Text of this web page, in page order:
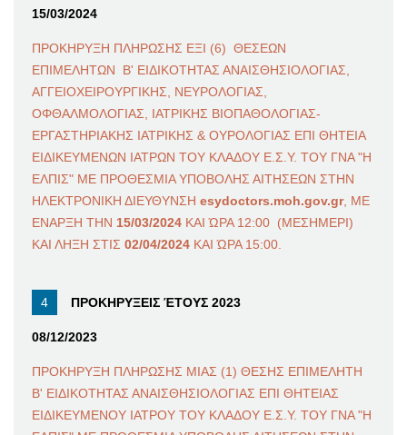
15/03/2024
ΠΡΟΚΗΡΥΞΗ ΠΛΗΡΩΣΗΣ ΕΞΙ (6) ΘΕΣΕΩΝ
ΕΠΙΜΕΛΗΤΩΝ Β' ΕΙΔΙΚΟΤΗΤΑΣ ΑΝΑΙΣΘΗΣΙΟΛΟΓΙΑΣ,
ΑΓΓΕΙΟΧΕΙΡΟΥΡΓΙΚΗΣ, ΝΕΥΡΟΛΟΓΙΑΣ,
ΟΦΘΑΛΜΟΛΟΓΙΑΣ, ΙΑΤΡΙΚΗΣ ΒΙΟΠΑΘΟΛΟΓΙΑΣ-
ΕΡΓΑΣΤΗΡΙΑΚΗΣ ΙΑΤΡΙΚΗΣ & ΟΥΡΟΛΟΓΙΑΣ ΕΠΙ ΘΗΤΕΙΑ
ΕΙΔΙΚΕΥΜΕΝΩΝ ΙΑΤΡΩΝ ΤΟΥ ΚΛΑΔΟΥ Ε.Σ.Υ. ΤΟΥ ΓΝΑ "Η
ΕΛΠΙΣ" ΜΕ ΠΡΟΘΕΣΜΙΑ ΥΠΟΒΟΛΗΣ ΑΙΤΗΣΕΩΝ ΣΤΗΝ
ΗΛΕΚΤΡΟΝΙΚΗ ΔΙΕΥΘΥΝΣΗ esydoctors.moh.gov.gr, ΜΕ
ΕΝΑΡΞΗ ΤΗΝ 15/03/2024 ΚΑΙ ΏΡΑ 12:00 (ΜΕΣΗΜΕΡΙ)
ΚΑΙ ΛΗΞΗ ΣΤΙΣ 02/04/2024 ΚΑΙ ΏΡΑ 15:00.
ΠΡΟΚΗΡΥΞΕΙΣ ΈΤΟΥΣ 2023
08/12/2023
ΠΡΟΚΗΡΥΞΗ ΠΛΗΡΩΣΗΣ ΜΙΑΣ (1) ΘΕΣΗΣ ΕΠΙΜΕΛΗΤΗ
Β' ΕΙΔΙΚΟΤΗΤΑΣ ΑΝΑΙΣΘΗΣΙΟΛΟΓΙΑΣ ΕΠΙ ΘΗΤΕΙΑΣ
ΕΙΔΙΚΕΥΜΕΝΟΥ ΙΑΤΡΟΥ ΤΟΥ ΚΛΑΔΟΥ Ε.Σ.Υ. ΤΟΥ ΓΝΑ "Η